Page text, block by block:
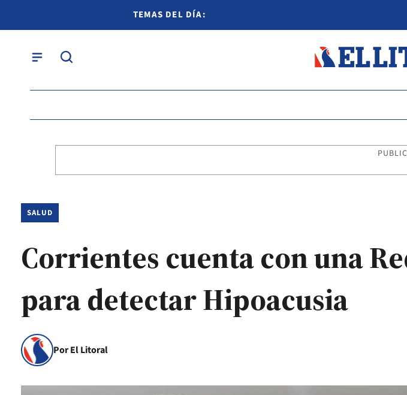
TEMAS DEL DÍA:
SALUD
Corrientes cuenta con una
para detectar Hipoacusia
Por El Litoral